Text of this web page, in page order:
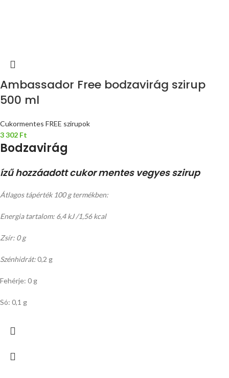
Ambassador Free bodzavirág szirup
500 ml
Cukormentes FREE szirupok
3 302 Ft
Bodzavirág
ízű hozzáadott cukor mentes vegyes szirup
Átlagos tápérték 100 g termékben:
Energia tartalom: 6,4 kJ /1,56 kcal
Zsír: 0 g
Szénhidrát:0,2 g
Fehérje: 0 g
Só: 0,1 g